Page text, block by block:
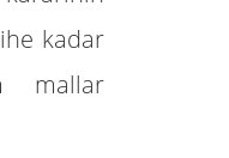
kadar
mallar